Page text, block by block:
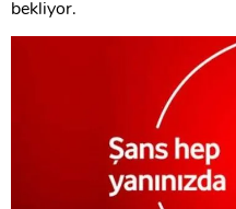
bekliyor.